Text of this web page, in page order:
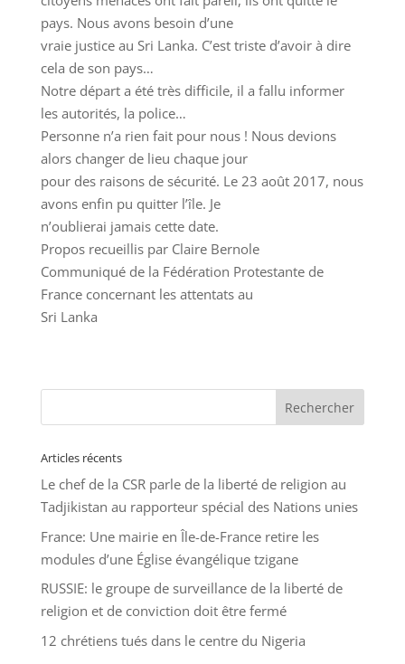
pays. Nous avons besoin d’une
vraie justice au Sri Lanka. C’est triste d’avoir à dire
cela de son pays…
Notre départ a été très difficile, il a fallu informer
les autorités, la police…
Personne n’a rien fait pour nous ! Nous devions
alors changer de lieu chaque jour
pour des raisons de sécurité. Le 23 août 2017, nous
avons enfin pu quitter l’île. Je
n’oublierai jamais cette date.
Propos recueillis par Claire Bernole
Communiqué de la Fédération Protestante de
France concernant les attentats au
Sri Lanka
Articles récents
Le chef de la CSR parle de la liberté de religion au
Tadjikistan au rapporteur spécial des Nations unies
France: Une mairie en Île-de-France retire les
modules d’une Église évangélique tzigane
RUSSIE: le groupe de surveillance de la liberté de
religion et de conviction doit être fermé
12 chrétiens tués dans le centre du Nigeria